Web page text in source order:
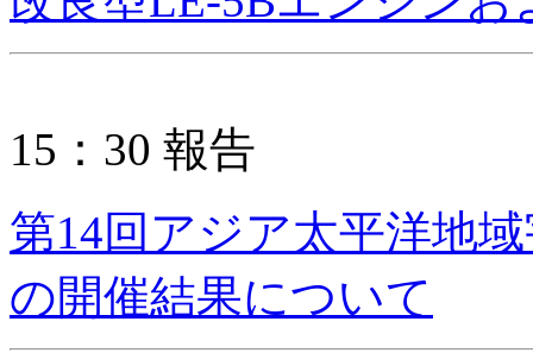
15：30 報告
第14回アジア太平洋地
の開催結果について